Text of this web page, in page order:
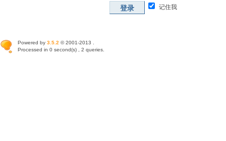
登录 记住我
Powered by 3.5.2 © 2001-2013 .
Processed in 0 second(s) , 2 queries.